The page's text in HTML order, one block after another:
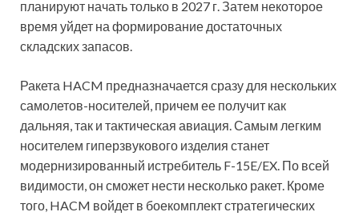
планируют начать только в 2027 г. Затем некоторое
время уйдет на формирование достаточных
складских запасов.
Ракета HACM предназначается сразу для нескольких
самолетов-носителей, причем ее получит как
дальняя, так и тактическая авиация. Самым легким
носителем гиперзвукового изделия станет
модернизированный истребитель F-15E/EX. По всей
видимости, он сможет нести несколько ракет. Кроме
того, HACM войдет в боекомплект стратегических